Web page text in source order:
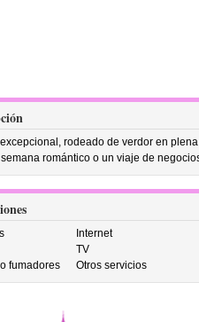
rodeado de verdor en
romántico o un viaje de
Internet
TV
fumadores Otros servicios